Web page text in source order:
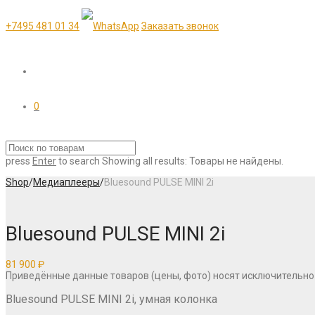
+7495 481 01 34 Заказать звонок
0
press Enterto search Showing all results: Товары не найдены.
Shop/Медиаплееры/Bluesound PULSE MINI 2i
Bluesound PULSE MINI 2i
81 900 ₽
Приведённые данные товаров (цены, фото) носят
Bluesound PULSE MINI 2i, умная колонка